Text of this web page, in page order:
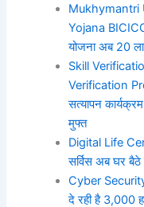
Mukhymantri
Yojana
योजना अब 20
Skill
Verification
सत्यापन
मुफ्त
Digital Life
सर्विस अब घर बैठे
Cyber
दे रही है 3,000